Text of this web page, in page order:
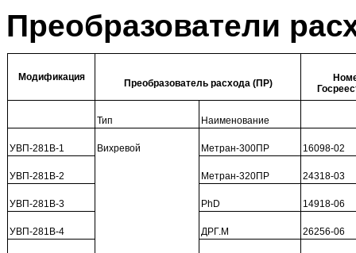
Преобразователи
Модификация
Преобразователь расхода (ПР)
Тип Наименование
УВП-281В-1 Вихревой Метран-300ПР 16098-02
УВП-281В-2 Метран-320ПР 24318-03
УВП-281В-3 PhD 14918-06
УВП-281В-4 ДРГ.М 26256-06